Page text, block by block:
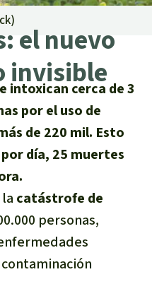
y Noticias
al boletín
Salva la Selva
Salva la Selva
tropical
tropical
de la Naturaleza
la Selva
la Selva
tema
selva
defensores de la
región
)
el nuevo
invisible
intoxican cerca de 3
por el uso de
de 220 mil. Esto
día, 25 muertes
catástrofe de
personas,